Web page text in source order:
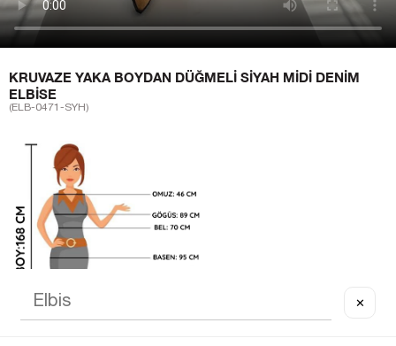
KRUVAZE YAKA BOYDAN DÜĞMELI SIYAH MIDI DENIM
ELBISE
(ELB-0471-SYH)
✕